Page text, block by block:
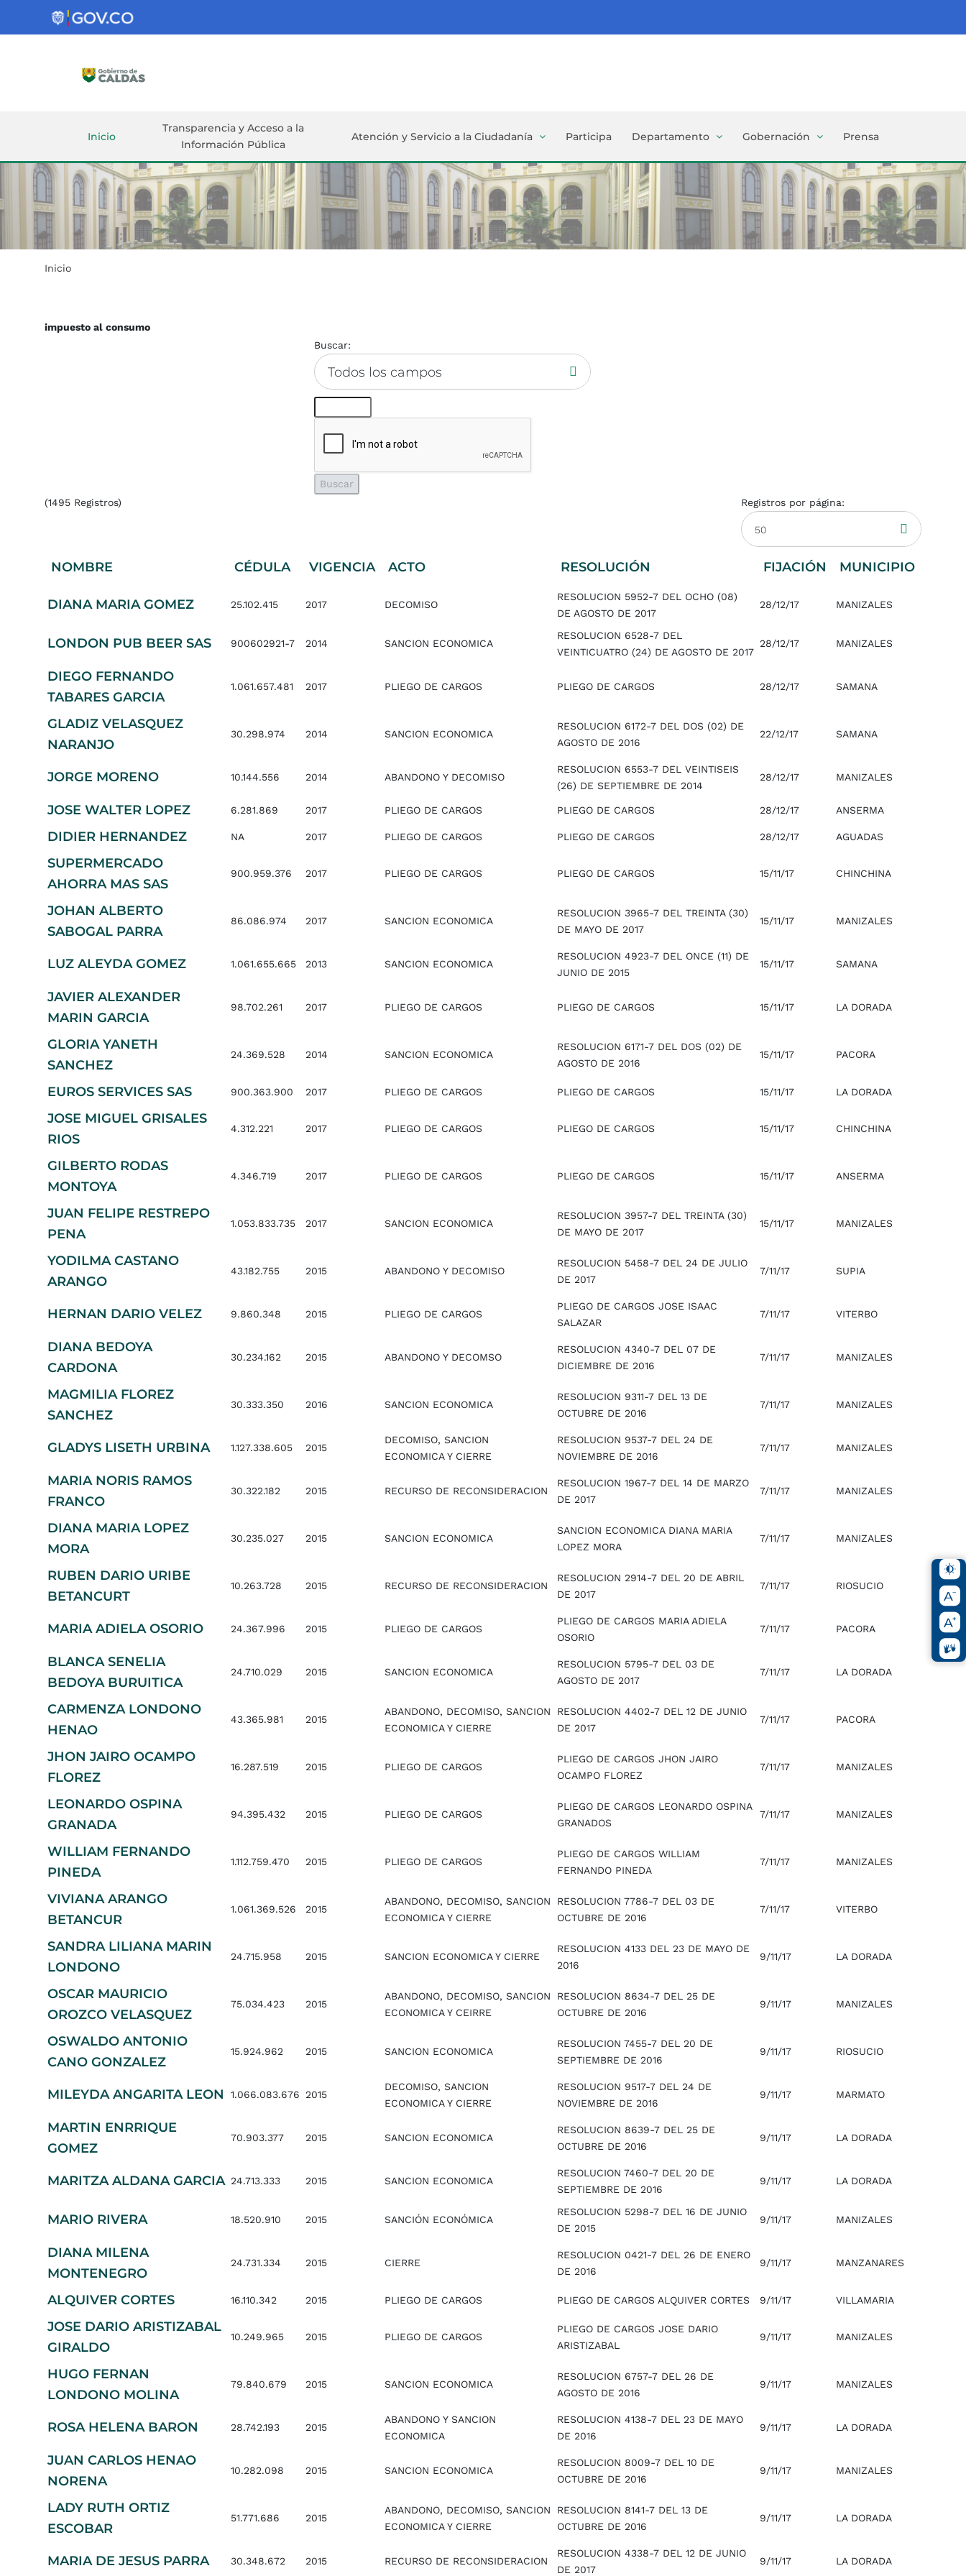
Gobernación
Inicio
Transparencia y Acceso a la
Información Pública
Atención y Servicio a la Ciudadanía Participa Departamento Gobernación Prensa
Inicio
impuesto al consumo
Buscar:
Todos los campos
Registros por página:
50
(1495 Registros)
NOMBRE CÉDULA VIGENCIA ACTO RESOLUCIÓN FIJACIÓN MUNICIPIO
DIANA MARIA GOMEZ 25.102.415 2017 DECOMISO
RESOLUCION 5952-7 DEL OCHO (08)
DE AGOSTO DE 2017
28/12/17 MANIZALES
LONDON PUB BEER SAS 900602921-7 2014 SANCION ECONOMICA
RESOLUCION 6528-7 DEL
VEINTICUATRO (24) DE AGOSTO DE 2017
28/12/17 MANIZALES
DIEGO FERNANDO
TABARES GARCIA
1.061.657.481 2017 PLIEGO DE CARGOS PLIEGO DE CARGOS 28/12/17 SAMANA
GLADIZ VELASQUEZ
NARANJO
30.298.974 2014 SANCION ECONOMICA
RESOLUCION 6172-7 DEL DOS (02) DE
AGOSTO DE 2016
22/12/17 SAMANA
JORGE MORENO 10.144.556 2014 ABANDONO Y DECOMISO
RESOLUCION 6553-7 DEL VEINTISEIS
(26) DE SEPTIEMBRE DE 2014
28/12/17 MANIZALES
JOSE WALTER LOPEZ 6.281.869 2017 PLIEGO DE CARGOS PLIEGO DE CARGOS 28/12/17 ANSERMA
DIDIER HERNANDEZ NA 2017 PLIEGO DE CARGOS PLIEGO DE CARGOS 28/12/17 AGUADAS
SUPERMERCADO
AHORRA MAS SAS
900.959.376 2017 PLIEGO DE CARGOS PLIEGO DE CARGOS 15/11/17 CHINCHINA
JOHAN ALBERTO
SABOGAL PARRA
86.086.974 2017 SANCION ECONOMICA
RESOLUCION 3965-7 DEL TREINTA (30)
DE MAYO DE 2017
15/11/17 MANIZALES
LUZ ALEYDA GOMEZ 1.061.655.665 2013 SANCION ECONOMICA
RESOLUCION 4923-7 DEL ONCE (11) DE
JUNIO DE 2015
15/11/17 SAMANA
JAVIER ALEXANDER
MARIN GARCIA
98.702.261 2017 PLIEGO DE CARGOS PLIEGO DE CARGOS 15/11/17 LA DORADA
GLORIA YANETH
SANCHEZ
24.369.528 2014 SANCION ECONOMICA
RESOLUCION 6171-7 DEL DOS (02) DE
AGOSTO DE 2016
15/11/17 PACORA
EUROS SERVICES SAS 900.363.900 2017 PLIEGO DE CARGOS PLIEGO DE CARGOS 15/11/17 LA DORADA
JOSE MIGUEL GRISALES
RIOS
4.312.221 2017 PLIEGO DE CARGOS PLIEGO DE CARGOS 15/11/17 CHINCHINA
GILBERTO RODAS
MONTOYA
4.346.719 2017 PLIEGO DE CARGOS PLIEGO DE CARGOS 15/11/17 ANSERMA
JUAN FELIPE RESTREPO
PENA
1.053.833.735 2017 SANCION ECONOMICA
RESOLUCION 3957-7 DEL TREINTA (30)
DE MAYO DE 2017
15/11/17 MANIZALES
YODILMA CASTANO
ARANGO
43.182.755 2015 ABANDONO Y DECOMISO
RESOLUCION 5458-7 DEL 24 DE JULIO
DE 2017
7/11/17 SUPIA
HERNAN DARIO VELEZ 9.860.348 2015 PLIEGO DE CARGOS
PLIEGO DE CARGOS JOSE ISAAC
SALAZAR
7/11/17 VITERBO
DIANA BEDOYA
CARDONA
30.234.162 2015 ABANDONO Y DECOMSO
RESOLUCION 4340-7 DEL 07 DE
DICIEMBRE DE 2016
7/11/17 MANIZALES
MAGMILIA FLOREZ
SANCHEZ
30.333.350 2016 SANCION ECONOMICA
RESOLUCION 9311-7 DEL 13 DE
OCTUBRE DE 2016
7/11/17 MANIZALES
GLADYS LISETH URBINA 1.127.338.605 2015
DECOMISO, SANCION
ECONOMICA Y CIERRE
RESOLUCION 9537-7 DEL 24 DE
NOVIEMBRE DE 2016
7/11/17 MANIZALES
MARIA NORIS RAMOS
FRANCO
30.322.182 2015 RECURSO DE RECONSIDERACION
RESOLUCION 1967-7 DEL 14 DE MARZO
DE 2017
7/11/17 MANIZALES
DIANA MARIA LOPEZ
MORA
30.235.027 2015 SANCION ECONOMICA
SANCION ECONOMICA DIANA MARIA
LOPEZ MORA
7/11/17 MANIZALES
RUBEN DARIO URIBE
BETANCURT
10.263.728 2015 RECURSO DE RECONSIDERACION
RESOLUCION 2914-7 DEL 20 DE ABRIL
DE 2017
7/11/17 RIOSUCIO
MARIA ADIELA OSORIO 24.367.996 2015 PLIEGO DE CARGOS
PLIEGO DE CARGOS MARIA ADIELA
OSORIO
7/11/17 PACORA
BLANCA SENELIA
BEDOYA BURUITICA
24.710.029 2015 SANCION ECONOMICA
RESOLUCION 5795-7 DEL 03 DE
AGOSTO DE 2017
7/11/17 LA DORADA
CARMENZA LONDONO
HENAO
43.365.981 2015
ABANDONO, DECOMISO, SANCION
ECONOMICA Y CIERRE
RESOLUCION 4402-7 DEL 12 DE JUNIO
DE 2017
7/11/17 PACORA
JHON JAIRO OCAMPO
FLOREZ
16.287.519 2015 PLIEGO DE CARGOS
PLIEGO DE CARGOS JHON JAIRO
OCAMPO FLOREZ
7/11/17 MANIZALES
LEONARDO OSPINA
GRANADA
94.395.432 2015 PLIEGO DE CARGOS
PLIEGO DE CARGOS LEONARDO OSPINA
GRANADOS
7/11/17 MANIZALES
WILLIAM FERNANDO
PINEDA
1.112.759.470 2015 PLIEGO DE CARGOS
PLIEGO DE CARGOS WILLIAM
FERNANDO PINEDA
7/11/17 MANIZALES
VIVIANA ARANGO
BETANCUR
1.061.369.526 2015
ABANDONO, DECOMISO, SANCION
ECONOMICA Y CIERRE
RESOLUCION 7786-7 DEL 03 DE
OCTUBRE DE 2016
7/11/17 VITERBO
SANDRA LILIANA MARIN
LONDONO
24.715.958 2015 SANCION ECONOMICA Y CIERRE
RESOLUCION 4133 DEL 23 DE MAYO DE
2016
9/11/17 LA DORADA
OSCAR MAURICIO
OROZCO VELASQUEZ
75.034.423 2015
ABANDONO, DECOMISO, SANCION
ECONOMICA Y CEIRRE
RESOLUCION 8634-7 DEL 25 DE
OCTUBRE DE 2016
9/11/17 MANIZALES
OSWALDO ANTONIO
CANO GONZALEZ
15.924.962 2015 SANCION ECONOMICA
RESOLUCION 7455-7 DEL 20 DE
SEPTIEMBRE DE 2016
9/11/17 RIOSUCIO
MILEYDA ANGARITA LEON 1.066.083.676 2015
DECOMISO, SANCION
ECONOMICA Y CIERRE
RESOLUCION 9517-7 DEL 24 DE
NOVIEMBRE DE 2016
9/11/17 MARMATO
MARTIN ENRRIQUE
GOMEZ
70.903.377 2015 SANCION ECONOMICA
RESOLUCION 8639-7 DEL 25 DE
OCTUBRE DE 2016
9/11/17 LA DORADA
MARITZA ALDANA GARCIA 24.713.333 2015 SANCION ECONOMICA
RESOLUCION 7460-7 DEL 20 DE
SEPTIEMBRE DE 2016
9/11/17 LA DORADA
MARIO RIVERA 18.520.910 2015 SANCIÓN ECONÓMICA
RESOLUCION 5298-7 DEL 16 DE JUNIO
DE 2015
9/11/17 MANIZALES
DIANA MILENA
MONTENEGRO
24.731.334 2015 CIERRE
RESOLUCION 0421-7 DEL 26 DE ENERO
DE 2016
9/11/17 MANZANARES
ALQUIVER CORTES 16.110.342 2015 PLIEGO DE CARGOS PLIEGO DE CARGOS ALQUIVER CORTES 9/11/17 VILLAMARIA
JOSE DARIO ARISTIZABAL
GIRALDO
10.249.965 2015 PLIEGO DE CARGOS
PLIEGO DE CARGOS JOSE DARIO
ARISTIZABAL
9/11/17 MANIZALES
HUGO FERNAN
LONDONO MOLINA
79.840.679 2015 SANCION ECONOMICA
RESOLUCION 6757-7 DEL 26 DE
AGOSTO DE 2016
9/11/17 MANIZALES
ROSA HELENA BARON 28.742.193 2015
ABANDONO Y SANCION
ECONOMICA
RESOLUCION 4138-7 DEL 23 DE MAYO
DE 2016
9/11/17 LA DORADA
JUAN CARLOS HENAO
NORENA
10.282.098 2015 SANCION ECONOMICA
RESOLUCION 8009-7 DEL 10 DE
OCTUBRE DE 2016
9/11/17 MANIZALES
LADY RUTH ORTIZ
ESCOBAR
51.771.686 2015
ABANDONO, DECOMISO, SANCION
ECONOMICA Y CIERRE
RESOLUCION 8141-7 DEL 13 DE
OCTUBRE DE 2016
9/11/17 LA DORADA
MARIA DE JESUS PARRA 30.348.672 2015 RECURSO DE RECONSIDERACION
RESOLUCION 4338-7 DEL 12 DE JUNIO
DE 2017
9/11/17 LA DORADA